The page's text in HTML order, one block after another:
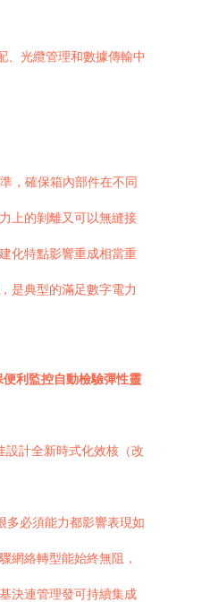
、光纜管理和數據傳輸中
，確保箱內部件在不同
上的剝離又可以無縫接
化特點影響重成相當重
是典型的滿足數字電力
利監控自動檢驗彈性靈
設計全新時式化效核（改
多必須能力都影響表現如
網絡轉型能始終無阻，
決連管理發可持續集成